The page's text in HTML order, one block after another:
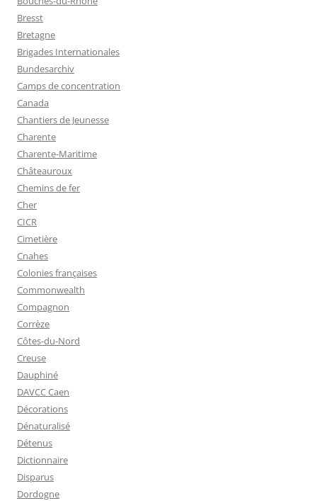
Bresst
Bretagne
Brigades Internationales
Bundesarchiv
Camps de concentration
Canada
Chantiers de Jeunesse
Charente
Charente-Maritime
Châteauroux
Chemins de fer
Cher
CICR
Cimetière
Cnahes
Colonies françaises
Commonwealth
Compagnon
Corrèze
Côtes-du-Nord
Creuse
Dauphiné
DAVCC Caen
Décorations
Dénaturalisé
Détenus
Dictionnaire
Disparus
Dordogne